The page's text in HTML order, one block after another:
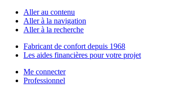
Aller au contenu
Aller à la navigation
Aller à la recherche
Fabricant de confort depuis 1968
Les aides financières pour votre projet
Me connecter
Professionnel